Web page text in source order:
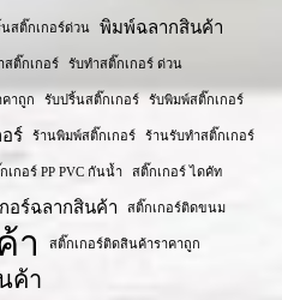
สติ๊กเกอร์ด่วน พิมพ์ฉลากสินค้า
สติ๊กเกอร์ รับทำสติ๊กเกอร์ ด่วน
คาถูก รับปริ้นสติ๊กเกอร์ รับพิมพ์สติ๊กเกอร์
ร์ ร้านพิมพ์สติ๊กเกอร์ ร้านรับทำสติ๊กเกอร์
เกอร์ PP PVC กันน้ำ สติ๊กเกอร์ ไดคัท
อร์ฉลากสินค้า สติ๊กเกอร์ติดขนม
า สติ๊กเกอร์ติดสินค้าราคาถูก
ค้า